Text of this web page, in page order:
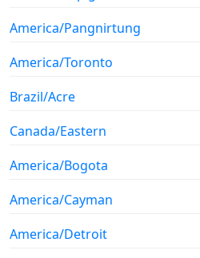
America/Pangnirtung
America/Toronto
Brazil/Acre
Canada/Eastern
America/Bogota
America/Cayman
America/Detroit